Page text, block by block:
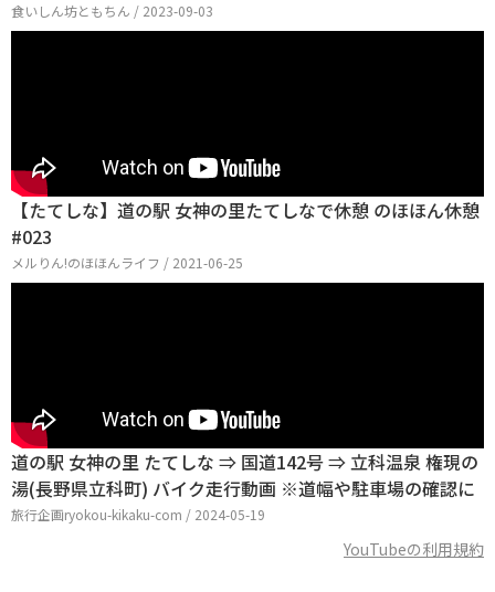
食いしん坊ともちん / 2023-09-03
【たてしな】道の駅 女神の里たてしなで休憩 のほほん休憩
#023
メルりん!のほほんライフ / 2021-06-25
道の駅 女神の里 たてしな ⇒ 国道142号 ⇒ 立科温泉 権現の
湯(長野県立科町) バイク走行動画 ※道幅や駐車場の確認に
旅行企画ryokou-kikaku-com / 2024-05-19
YouTubeの利用規約